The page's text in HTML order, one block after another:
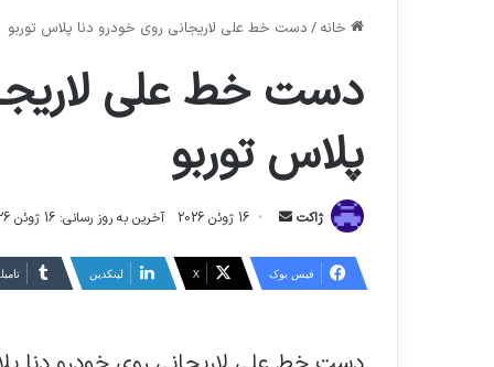
خانه / دست خط علی لاریجانی روی خودرو دنا پلاس توربو
دست خط علی
پلاس توربو
ژاکت
ارسال 16 ژوئن 2026 آخرین به روز رسانی: 16 ژوئن 2026
فیس بوک X لینکدین